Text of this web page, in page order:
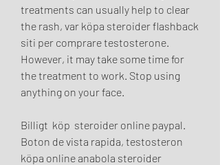
treatments can usually help to clear
the rash, var köpa steroider flashback
siti per comprare testosterone.
However, it may take some time for
the treatment to work. Stop using
anything on your face.
Billigt  köp  steroider online paypal.
Boton de vista rapida, testosteron
köpa online anabola steroider